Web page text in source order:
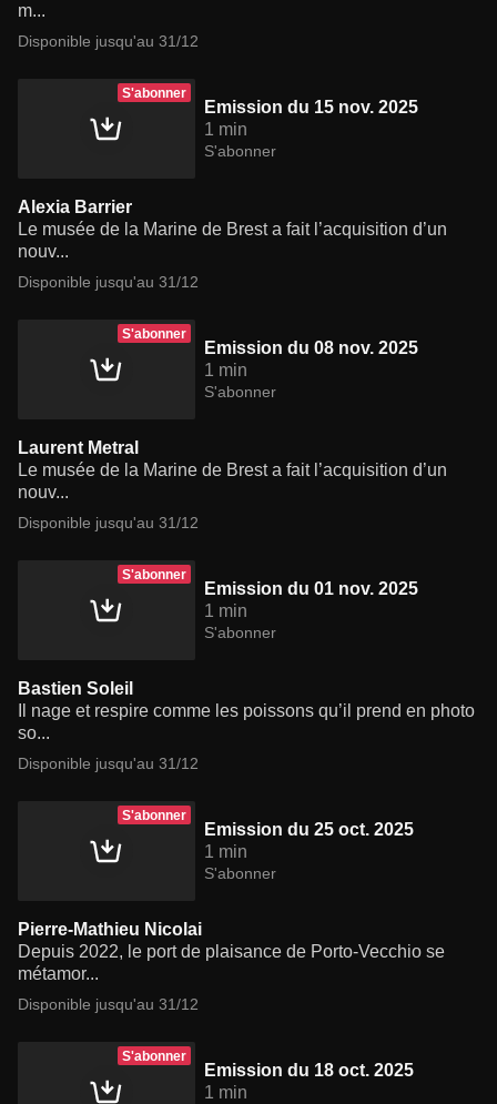
m...
Disponible jusqu'au 31/12
S'abonner
Emission du 15 nov. 2025
1 min
S'abonner
Alexia Barrier
Le musée de la Marine de Brest a fait l’acquisition d’un
nouv...
Disponible jusqu'au 31/12
S'abonner
Emission du 08 nov. 2025
1 min
S'abonner
Laurent Metral
Le musée de la Marine de Brest a fait l’acquisition d’un
nouv...
Disponible jusqu'au 31/12
S'abonner
Emission du 01 nov. 2025
1 min
S'abonner
Bastien Soleil
Il nage et respire comme les poissons qu’il prend en photo
so...
Disponible jusqu'au 31/12
S'abonner
Emission du 25 oct. 2025
1 min
S'abonner
Pierre-Mathieu Nicolai
Depuis 2022, le port de plaisance de Porto-Vecchio se
métamor...
Disponible jusqu'au 31/12
S'abonner
Emission du 18 oct. 2025
1 min